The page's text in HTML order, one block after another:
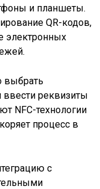
и планшеты.
QR-кодов,
электронных
выбрать
ввести реквизиты
NFC-технологии
процесс в
с